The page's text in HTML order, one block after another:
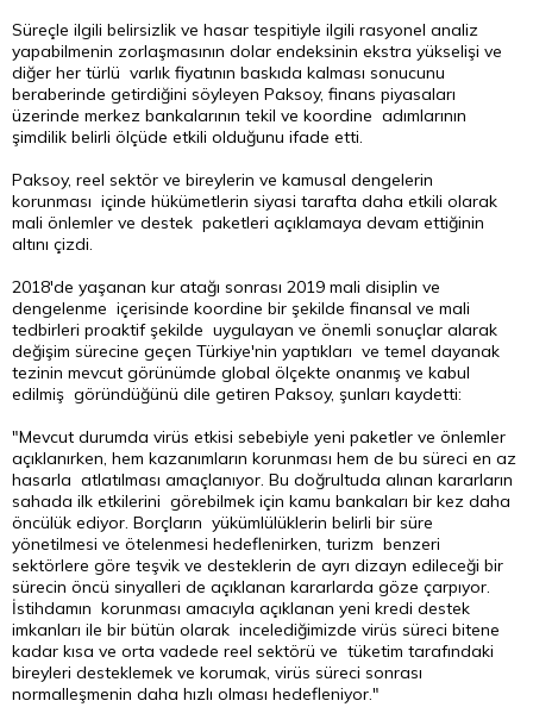
Süreçle ilgili belirsizlik ve hasar tespitiyle ilgili rasyonel analiz
yapabilmenin zorlaşmasının dolar endeksinin ekstra yükselişi ve
diğer her türlü varlık fiyatının baskıda kalması sonucunu
beraberinde getirdiğini söyleyen Paksoy, finans piyasaları
üzerinde merkez bankalarının tekil ve koordine adımlarının
şimdilik belirli ölçüde etkili olduğunu ifade etti.
Paksoy, reel sektör ve bireylerin ve kamusal dengelerin
korunması içinde hükümetlerin siyasi tarafta daha etkili olarak
mali önlemler ve destek paketleri açıklamaya devam ettiğinin
altını çizdi.
2018'de yaşanan kur atağı sonrası 2019 mali disiplin ve
dengelenme içerisinde koordine bir şekilde finansal ve mali
tedbirleri proaktif şekilde uygulayan ve önemli sonuçlar alarak
değişim sürecine geçen Türkiye'nin yaptıkları ve temel dayanak
tezinin mevcut görünümde global ölçekte onanmış ve kabul
edilmiş göründüğünü dile getiren Paksoy, şunları kaydetti:
"Mevcut durumda virüs etkisi sebebiyle yeni paketler ve önlemler
açıklanırken, hem kazanımların korunması hem de bu süreci en az
hasarla atlatılması amaçlanıyor. Bu doğrultuda alınan kararların
sahada ilk etkilerini görebilmek için kamu bankaları bir kez daha
öncülük ediyor. Borçların yükümlülüklerin belirli bir süre
yönetilmesi ve ötelenmesi hedeflenirken, turizm benzeri
sektörlere göre teşvik ve desteklerin de ayrı dizayn edileceği bir
sürecin öncü sinyalleri de açıklanan kararlarda göze çarpıyor.
İstihdamın korunması amacıyla açıklanan yeni kredi destek
imkanları ile bir bütün olarak incelediğimizde virüs süreci bitene
kadar kısa ve orta vadede reel sektörü ve tüketim tarafındaki
bireyleri desteklemek ve korumak, virüs süreci sonrası
normalleşmenin daha hızlı olması hedefleniyor."